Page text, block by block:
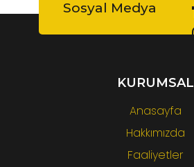
Sosyal Medya
KURUMSAL
Anasayfa
Hakkımızda
Faaliyetler